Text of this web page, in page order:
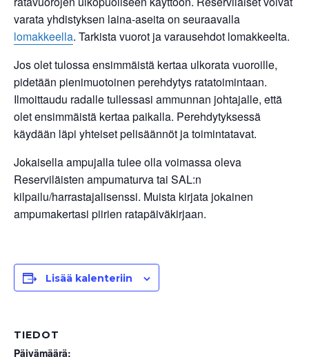
varata yhdistyksen laina-aseita on seuraavalla
lomakkeella. Tarkista vuorot ja varausehdot lomakkeelta.
Jos olet tulossa ensimmäistä kertaa ulkorata vuoroille,
pidetään pienimuotoinen perehdytys ratatoimintaan.
Ilmoittaudu radalle tullessasi ammunnan johtajalle, että
olet ensimmäistä kertaa paikalla. Perehdytyksessä
käydään läpi yhteiset pelisäännöt ja toimintatavat.
Jokaisella ampujalla tulee olla voimassa oleva
Reserviläisten ampumaturva tai SAL:n
kilpailu/harrastajalisenssi. Muista kirjata jokainen
ampumakertasi piirien ratapäiväkirjaan.
Lisää kalenteriin
TIEDOT
Päivämäärä: